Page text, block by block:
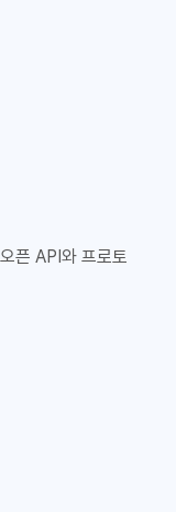
픈 API와 프로토